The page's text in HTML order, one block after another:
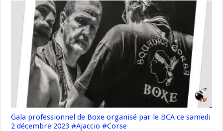
Gala professionnel de Boxe organisé par le BCA ce samedi
2 décembre 2023 #Ajaccio #Corse